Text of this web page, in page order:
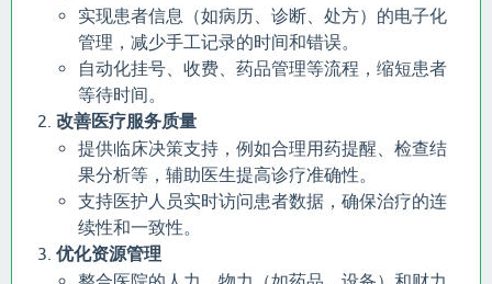
实现患者信息（如病历、诊断、处方）的电子化
管理，减少手工记录的时间和错误。
自动化挂号、收费、药品管理等流程，缩短患者
等待时间。
改善医疗服务质量
提供临床决策支持，例如合理用药提醒、检查结
果分析等，辅助医生提高诊疗准确性。
支持医护人员实时访问患者数据，确保治疗的连
续性和一致性。
优化资源管理